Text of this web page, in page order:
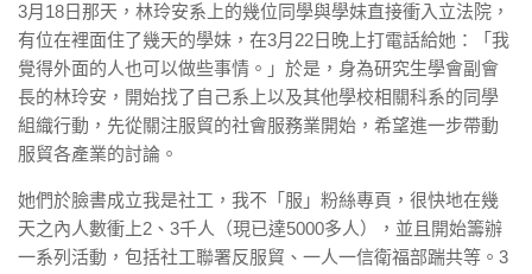
3月18日那天，林玲安系上的幾位同學與學妹直接衝入立法院，
有位在裡面住了幾天的學妹，在3月22日晚上打電話給她：「我
覺得外面的人也可以做些事情。」於是，身為研究生學會副會
長的林玲安，開始找了自己系上以及其他學校相關科系的同學
組織行動，先從關注服貿的社會服務業開始，希望進一步帶動
服貿各產業的討論。
她們於臉書成立我是社工，我不「服」粉絲專頁，很快地在幾
天之內人數衝上2、3千人（現已達5000多人），並且開始籌辦
一系列活動，包括社工聯署反服貿、一人一信衛福部踹共等。3